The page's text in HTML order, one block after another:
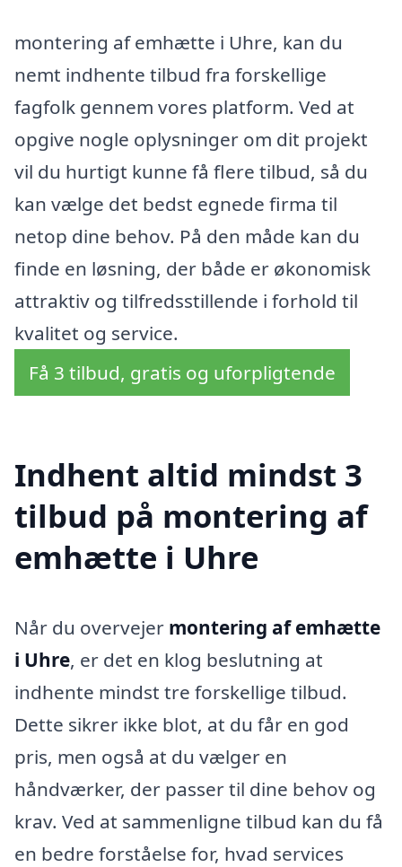
montering af emhætte i Uhre, kan du
nemt indhente tilbud fra forskellige
fagfolk gennem vores platform. Ved at
opgive nogle oplysninger om dit projekt
vil du hurtigt kunne få flere tilbud, så du
kan vælge det bedst egnede firma til
netop dine behov. På den måde kan du
finde en løsning, der både er økonomisk
attraktiv og tilfredsstillende i forhold til
kvalitet og service.
Få 3 tilbud, gratis og uforpligtende
Indhent altid mindst 3
tilbud på montering af
emhætte i Uhre
Når du overvejer montering af emhætte
i Uhre, er det en klog beslutning at
indhente mindst tre forskellige tilbud.
Dette sikrer ikke blot, at du får en god
pris, men også at du vælger en
håndværker, der passer til dine behov og
krav. Ved at sammenligne tilbud kan du få
en bedre forståelse for, hvad services